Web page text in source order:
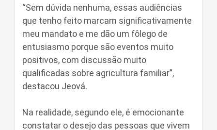
“Sem dúvida nenhuma, essas audiências
que tenho feito marcam significativamente
meu mandato e me dão um fôlego de
entusiasmo porque são eventos muito
positivos, com discussão muito
qualificadas sobre agricultura familiar”,
destacou Jeová.
Na realidade, segundo ele, é emocionante
constatar o desejo das pessoas que vivem